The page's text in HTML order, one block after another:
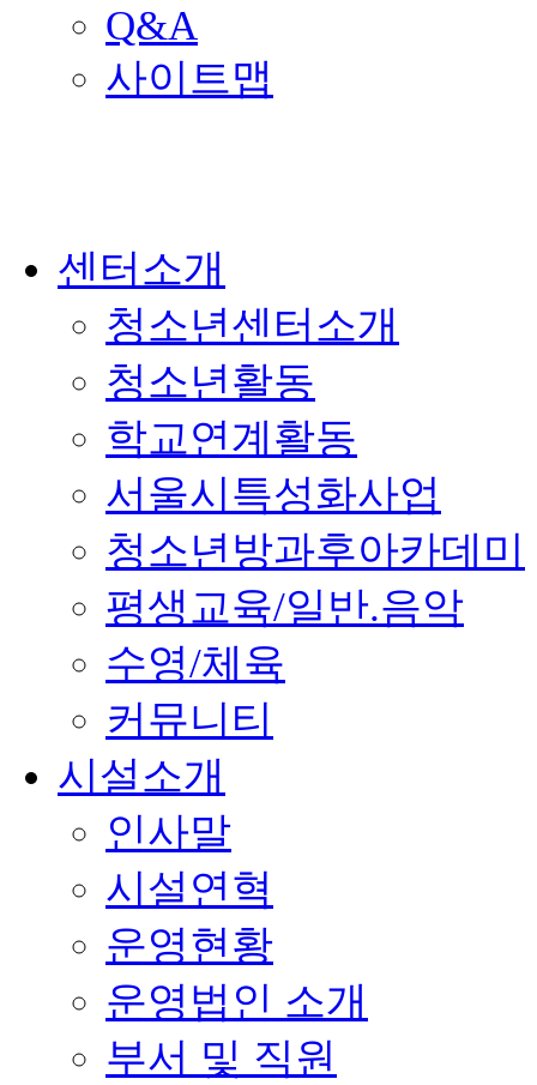
Q&A
사이트맵
센터소개
청소년센터소개
청소년활동
학교연계활동
서울시특성화사업
청소년방과후아카데미
평생교육/일반.음악
수영/체육
커뮤니티
시설소개
인사말
시설연혁
운영현황
운영법인 소개
부서 및 직원